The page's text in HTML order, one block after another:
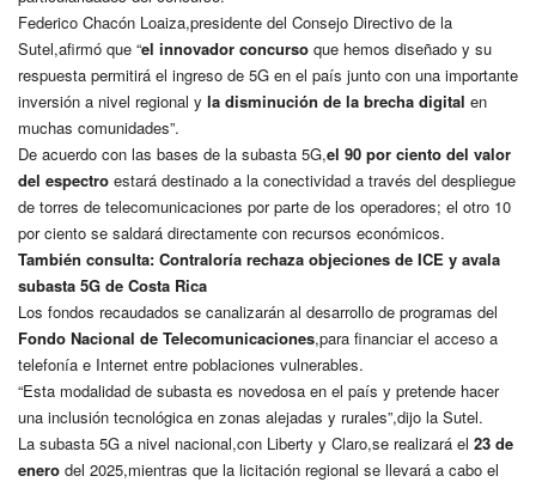
Federico Chacón Loaiza,presidente del Consejo Directivo de la
Sutel,afirmó que “el innovador concurso que hemos diseñado y su
respuesta permitirá el ingreso de 5G en el país junto con una importante
inversión a nivel regional y la disminución de la brecha digital en
muchas comunidades”.
De acuerdo con las bases de la subasta 5G,el 90 por ciento del valor
del espectro estará destinado a la conectividad a través del despliegue
de torres de telecomunicaciones por parte de los operadores; el otro 10
por ciento se saldará directamente con recursos económicos.
También consulta: Contraloría rechaza objeciones de ICE y avala
subasta 5G de Costa Rica
Los fondos recaudados se canalizarán al desarrollo de programas del
Fondo Nacional de Telecomunicaciones,para financiar el acceso a
telefonía e Internet entre poblaciones vulnerables.
“Esta modalidad de subasta es novedosa en el país y pretende hacer
una inclusión tecnológica en zonas alejadas y rurales”,dijo la Sutel.
La subasta 5G a nivel nacional,con Liberty y Claro,se realizará el 23 de
enero del 2025,mientras que la licitación regional se llevará a cabo el